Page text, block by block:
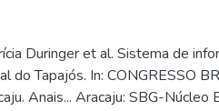
Duringer et al. Sistema de
do Tapajós. In: CONGRESSO
Anais... Aracaju: SBG-Núcleo